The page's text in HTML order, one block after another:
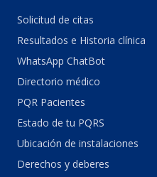
Solicitud de citas
Resultados e Historia clínica
WhatsApp ChatBot
Directorio médico
PQR Pacientes
Estado de tu PQRS
Ubicación de instalaciones
Derechos y deberes